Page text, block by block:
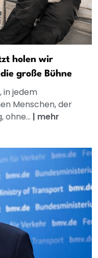
holen wir
große Bühne
in jedem
Menschen, der
ohne... | mehr